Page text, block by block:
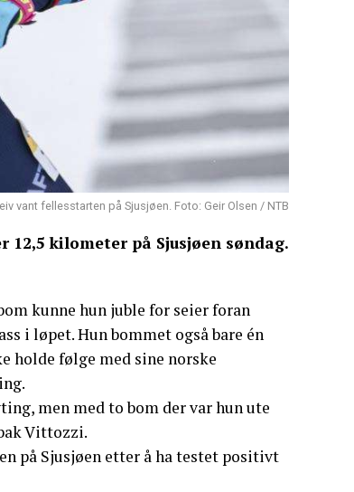
vant fellesstarten på Sjusjøen. Foto: Geir Olsen / NTB
kilometer på Sjusjøen søndag.
kunne hun juble for seier foran
i løpet. Hun bommet også bare én
holde følge med sine norske
men med to bom der var hun ute
Vittozzi.
på Sjusjøen etter å ha testet positivt